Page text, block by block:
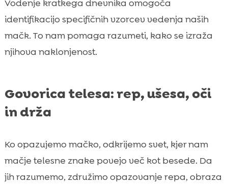
Vodenje kratkega dnevnika omogoča
identifikacijo specifičnih vzorcev vedenja naših
mačk. To nam pomaga razumeti, kako se izraža
njihova naklonjenost.
Govorica telesa: rep, ušesa, oči
in drža
Ko opazujemo mačko, odkrijemo svet, kjer nam
mačje telesne znake povejo več kot besede. Da
jih razumemo, združimo opazovanje repa, obraza